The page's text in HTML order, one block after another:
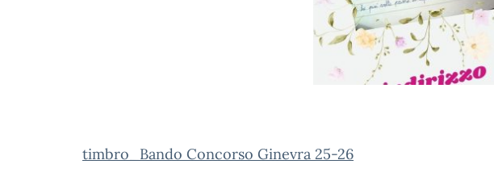
timbro_Bando Concorso Ginevra 25-26